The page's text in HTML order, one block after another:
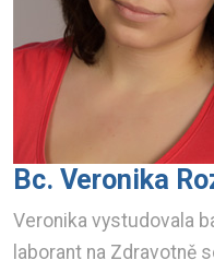
Bc. Veronika
Veronika vystudovala
laborant na Zdravotně